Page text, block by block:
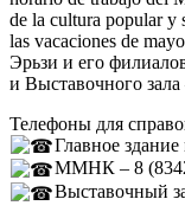
de la cultura popular y
las vacaciones de
Эрьзи и его
и Выставочного
Телефоны для
Главное
ММНК – 8
Выставочный